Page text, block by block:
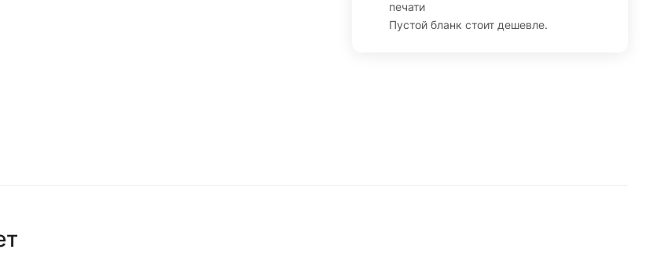
печати
Пустой бланк стоит дешевле.